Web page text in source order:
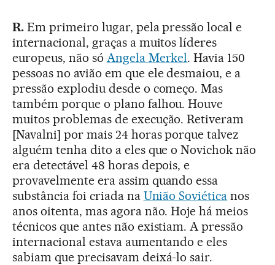
R.Em primeiro lugar, pela pressão local e
internacional, graças a muitos líderes
europeus, não só Angela Merkel. Havia 150
pessoas no avião em que ele desmaiou, e a
pressão explodiu desde o começo. Mas
também porque o plano falhou. Houve
muitos problemas de execução. Retiveram
[Navalni] por mais 24 horas porque talvez
alguém tenha dito a eles que o Novichok não
era detectável 48 horas depois, e
provavelmente era assim quando essa
substância foi criada na União Soviética nos
anos oitenta, mas agora não. Hoje há meios
técnicos que antes não existiam. A pressão
internacional estava aumentando e eles
sabiam que precisavam deixá-lo sair.